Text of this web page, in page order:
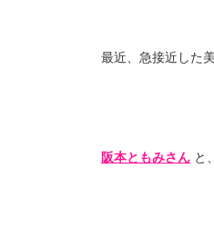
最近、急接近した
阪本ともみさん と